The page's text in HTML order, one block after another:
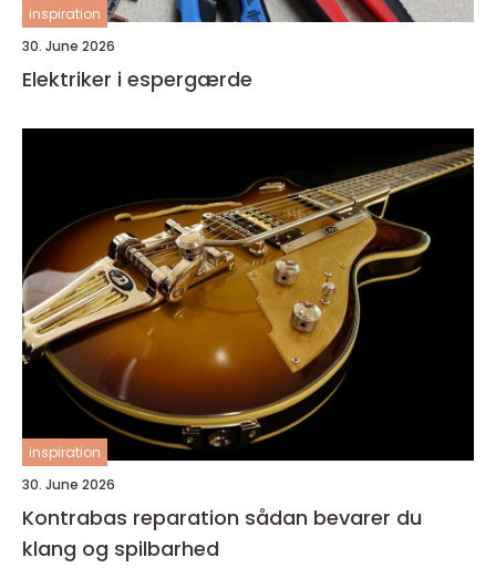
inspiration
30. June 2026
Elektriker i espergærde
inspiration
30. June 2026
Kontrabas reparation sådan bevarer du
klang og spilbarhed